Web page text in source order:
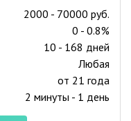
2000 - 70000 руб.
0 - 0.8%
10 - 168 дней
Любая
от 21 года
2 минуты - 1 день